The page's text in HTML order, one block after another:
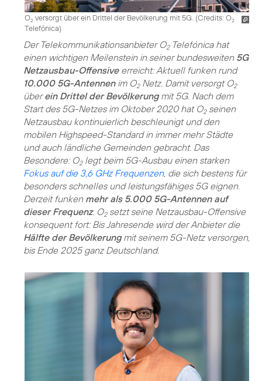
O2 versorgt über ein Drittel der Bevölkerung mit 5G. (Credits: O2
Telefónica)
Der Telekommunikationsanbieter O2Telefónica hat
einen wichtigen Meilenstein in seiner bundesweiten 5G
Netzausbau-Offensiveerreicht: Aktuell funken rund
10.000 5G-Antennenim O2Netz. Damit versorgt O2
überein Drittel der Bevölkerungmit 5G. Nach dem
Start des 5G-Netzes im Oktober 2020 hat O2seinen
Netzausbau kontinuierlich beschleunigt und den
mobilen Highspeed-Standard in immer mehr Städte
und auch ländliche Gemeinden gebracht. Das
Besondere: O2legt beim 5G-Ausbau einen starken
Fokus auf die 3,6 GHz Frequenzen, die sich bestens für
besonders schnelles und leistungsfähiges 5G eignen.
Derzeit funken mehr als 5.000 5G-Antennen auf
dieser Frequenz. O2setzt seine Netzausbau-Offensive
konsequent fort: Bis Jahresende wird der Anbieter die
Hälfte der Bevölkerungmit seinem 5G-Netz versorgen,
bis Ende 2025 ganz Deutschland.